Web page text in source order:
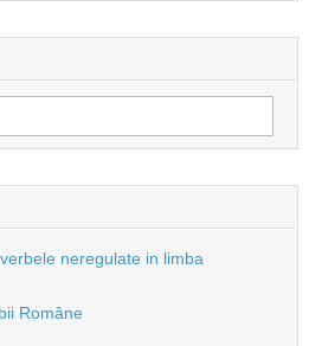
neregulate in limba
Române